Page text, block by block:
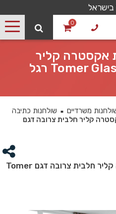
בישראל
0
אקסטרה קליר
חלבית צרובה דגם Tomer Glass רגל
משרדיים ■
שולחנות כתיבה
קליר חלבית צרובה דגם
שולחן כתיבה זכוכית אקסטרה קליר חלבית צרובה דגם Tomer